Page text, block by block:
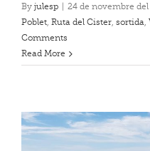
By julesp | 24 de novembre del
Poblet Ruta del Cister sortida
Comments
Read More